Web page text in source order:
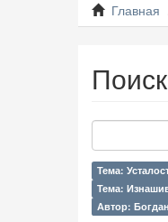
Главная
Поиск
Тема:
Тема:
Автор: